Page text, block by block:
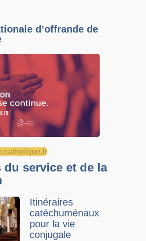
d’offrande de
du service et de la
Itinéraires
catéchuménaux
pour la vie
conjugale